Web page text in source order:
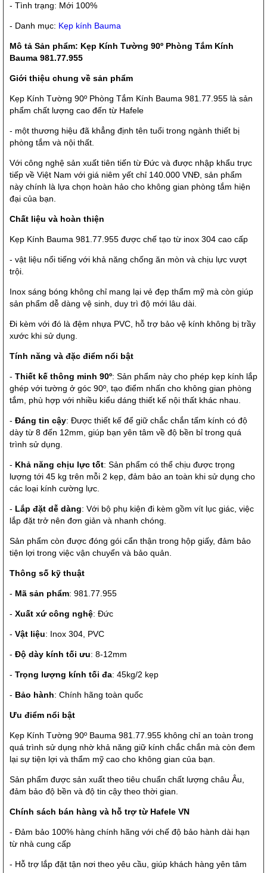
- Tình trạng: Mới 100%
- Danh mục: Kẹp kính Bauma
Mô tả Sản phẩm: Kẹp Kính Tường 90º Phòng Tắm Kính
Bauma 981.77.955
Giới thiệu chung về sản phẩm
Kẹp Kính Tường 90º Phòng Tắm Kính Bauma 981.77.955 là sản
phẩm chất lượng cao đến từ Hafele
- một thương hiệu đã khẳng định tên tuổi trong ngành thiết bị
phòng tắm và nội thất.
Với công nghệ sản xuất tiên tiến từ Đức và được nhập khẩu trực
tiếp về Việt Nam với giá niêm yết chỉ 140.000 VNĐ, sản phẩm
này chính là lựa chọn hoàn hảo cho không gian phòng tắm hiện
đại của bạn.
Chất liệu và hoàn thiện
Kẹp Kính Bauma 981.77.955 được chế tạo từ inox 304 cao cấp
- vật liệu nổi tiếng với khả năng chống ăn mòn và chịu lực vượt
trội.
Inox sáng bóng không chỉ mang lại vẻ đẹp thẩm mỹ mà còn giúp
sản phẩm dễ dàng vệ sinh, duy trì độ mới lâu dài.
Đi kèm với đó là đệm nhựa PVC, hỗ trợ bảo vệ kính không bị trầy
xước khi sử dụng.
Tính năng và đặc điểm nổi bật
- Thiết kế thông minh 90º: Sản phẩm này cho phép kẹp kính lắp
ghép với tường ở góc 90º, tạo điểm nhấn cho không gian phòng
tắm, phù hợp với nhiều kiểu dáng thiết kế nội thất khác nhau.
- Đáng tin cậy: Được thiết kế để giữ chắc chắn tấm kính có độ
dày từ 8 đến 12mm, giúp bạn yên tâm về độ bền bỉ trong quá
trình sử dụng.
- Khả năng chịu lực tốt: Sản phẩm có thể chịu được trọng
lượng tới 45 kg trên mỗi 2 kẹp, đảm bảo an toàn khi sử dụng cho
các loại kính cường lực.
- Lắp đặt dễ dàng: Với bộ phụ kiện đi kèm gồm vít lục giác, việc
lắp đặt trở nên đơn giản và nhanh chóng.
Sản phẩm còn được đóng gói cẩn thận trong hộp giấy, đảm bảo
tiện lợi trong việc vận chuyển và bảo quản.
Thông số kỹ thuật
- Mã sản phẩm: 981.77.955
- Xuất xứ công nghệ: Đức
- Vật liệu: Inox 304, PVC
- Độ dày kính tối ưu: 8-12mm
- Trọng lượng kính tối đa: 45kg/2 kẹp
- Bảo hành: Chính hãng toàn quốc
Ưu điểm nổi bật
Kẹp Kính Tường 90º Bauma 981.77.955 không chỉ an toàn trong
quá trình sử dụng nhờ khả năng giữ kính chắc chắn mà còn đem
lại sự tiện lợi và thẩm mỹ cao cho không gian của bạn.
Sản phẩm được sản xuất theo tiêu chuẩn chất lượng châu Âu,
đảm bảo độ bền và độ tin cậy theo thời gian.
Chính sách bán hàng và hỗ trợ từ Hafele VN
- Đảm bảo 100% hàng chính hãng với chế độ bảo hành dài hạn
từ nhà cung cấp
- Hỗ trợ lắp đặt tận nơi theo yêu cầu, giúp khách hàng yên tâm